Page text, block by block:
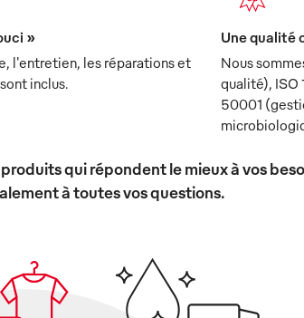
»
l'entretien, les réparations et
inclus.
Une qualité
Nous
qualité), ISO
50001
qui répondent le mieux à vos
à toutes vos questions.